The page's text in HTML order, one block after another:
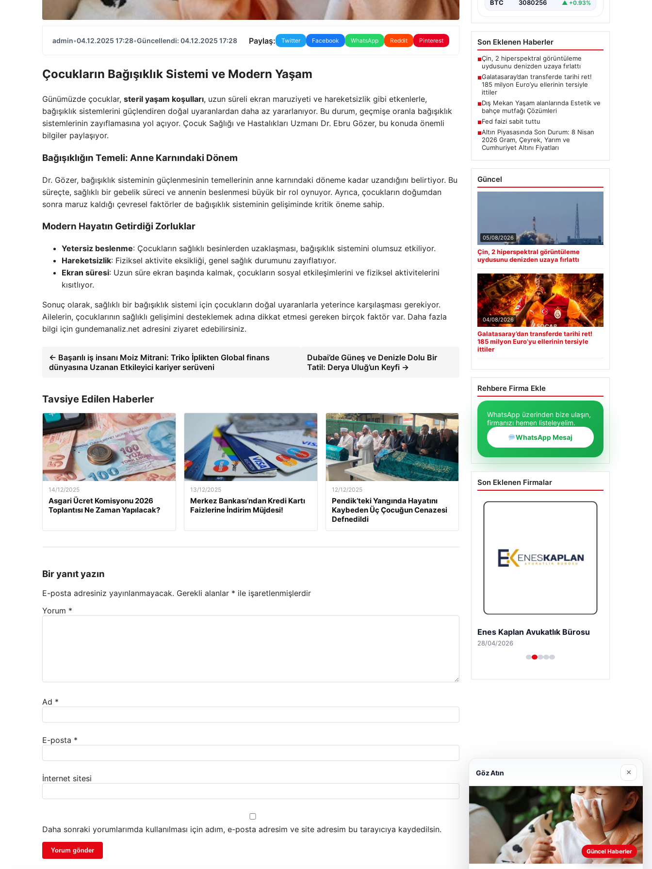
admin•04.12.2025 17:28•Güncellendi: 04.12.2025 17:28 Paylaş: Twitter Facebook WhatsApp Reddit Pinterest
Çocukların Bağışıklık Sistemi ve Modern Yaşam
Günümüzde çocuklar, steril yaşam koşulları, uzun süreli ekran maruziyeti ve hareketsizlik gibi etkenlerle,
bağışıklık sistemlerini güçlendiren doğal uyaranlardan daha az yararlanıyor. Bu durum, geçmişe oranla bağışıklık
sistemlerinin zayıflamasına yol açıyor. Çocuk Sağlığı ve Hastalıkları Uzmanı Dr. Ebru Gözer, bu konuda önemli
bilgiler paylaşıyor.
Bağışıklığın Temeli: Anne Karnındaki Dönem
Dr. Gözer, bağışıklık sisteminin güçlenmesinin temellerinin anne karnındaki döneme kadar uzandığını belirtiyor. Bu
süreçte, sağlıklı bir gebelik süreci ve annenin beslenmesi büyük bir rol oynuyor. Ayrıca, çocukların doğumdan
sonra maruz kaldığı çevresel faktörler de bağışıklık sisteminin gelişiminde kritik öneme sahip.
Modern Hayatın Getirdiği Zorluklar
Yetersiz beslenme: Çocukların sağlıklı besinlerden uzaklaşması, bağışıklık sistemini olumsuz etkiliyor.
Hareketsizlik: Fiziksel aktivite eksikliği, genel sağlık durumunu zayıflatıyor.
Ekran süresi: Uzun süre ekran başında kalmak, çocukların sosyal etkileşimlerini ve fiziksel aktivitelerini
kısıtlıyor.
Sonuç olarak, sağlıklı bir bağışıklık sistemi için çocukların doğal uyaranlarla yeterince karşılaşması gerekiyor.
Ailelerin, çocuklarının sağlıklı gelişimini desteklemek adına dikkat etmesi gereken birçok faktör var. Daha fazla
bilgi için gundemanaliz.net adresini ziyaret edebilirsiniz.
← Başarılı iş insanı Moiz Mitrani: Triko İplikten Global finans
dünyasına Uzanan Etkileyici kariyer serüveni
Dubai’de Güneş ve Denizle Dolu Bir
Tatil: Derya Uluğ’un Keyfi →
Tavsiye Edilen Haberler
14/12/2025
Asgari Ücret Komisyonu 2026
Toplantısı Ne Zaman Yapılacak?
13/12/2025
Merkez Bankası’ndan Kredi Kartı
Faizlerine İndirim Müjdesi!
12/12/2025
Pendik’teki Yangında Hayatını
Kaybeden Üç Çocuğun Cenazesi
Defnedildi
Bir yanıt yazın
E-posta adresiniz yayınlanmayacak. Gerekli alanlar * ile işaretlenmişlerdir
Yorum *
Ad *
E-posta *
İnternet sitesi
Daha sonraki yorumlarımda kullanılması için adım, e-posta adresim ve site adresim bu tarayıcıya kaydedilsin.
BTC 3080256 ▲ +0.93%
Son Eklenen Haberler
■Çin, 2 hiperspektral görüntüleme
uydusunu denizden uzaya fırlattı
■Galatasaray’dan transferde tarihi ret!
185 milyon Euro’yu ellerinin tersiyle
ittiler
■Dış Mekan Yaşam alanlarında Estetik ve
bahçe mutfağı Çözümleri
■Fed faizi sabit tuttu
■Altın Piyasasında Son Durum: 8 Nisan
2026 Gram, Çeyrek, Yarım ve
Cumhuriyet Altını Fiyatları
Güncel
05/08/2026
Çin, 2 hiperspektral görüntüleme
uydusunu denizden uzaya fırlattı
04/08/2026
Galatasaray’dan transferde tarihi ret!
185 milyon Euro’yu ellerinin tersiyle
ittiler
Rehbere Firma Ekle
WhatsApp üzerinden bize ulaşın,
firmanızı hemen listeleyelim.
WhatsApp Mesaj
Son Eklenen Firmalar
Enes Kaplan Avukatlık Bürosu
28/04/2026
Göz Atın ×
Güncel Haberler